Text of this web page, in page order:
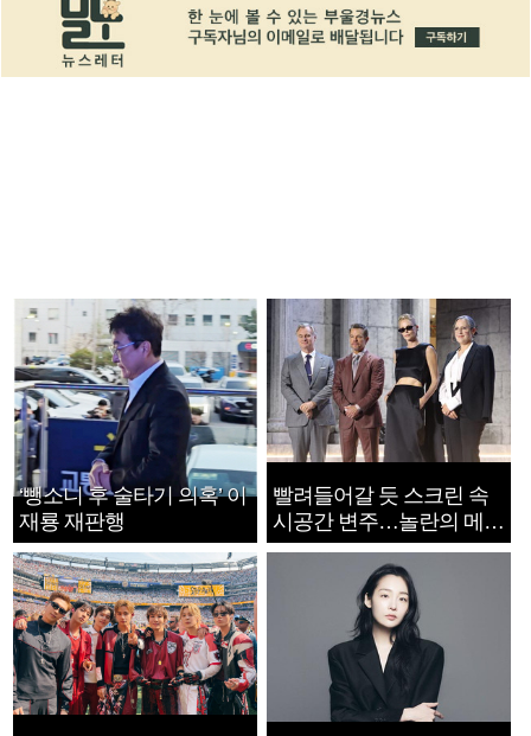
‘뺑소니 후 술타기 의혹’ 이
재룡 재판행
빨려들어갈 듯 스크린 속
시공간 변주…놀란의 메시
지는 ‘전쟁 속죄’